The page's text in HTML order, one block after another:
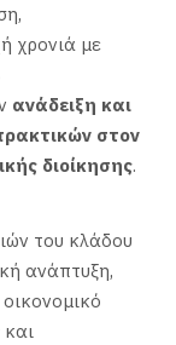
χρονιά με
ανάδειξη και
στον
διοίκησης.
του κλάδου
ανάπτυξη,
και